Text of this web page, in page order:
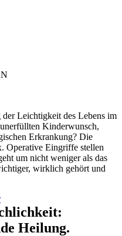
Leichtigkeit des Lebens im
Kinderwunsch,
Erkrankung? Die
Operative Eingriffe stellen
um nicht weniger als das
wirklich gehört und
Heilung.